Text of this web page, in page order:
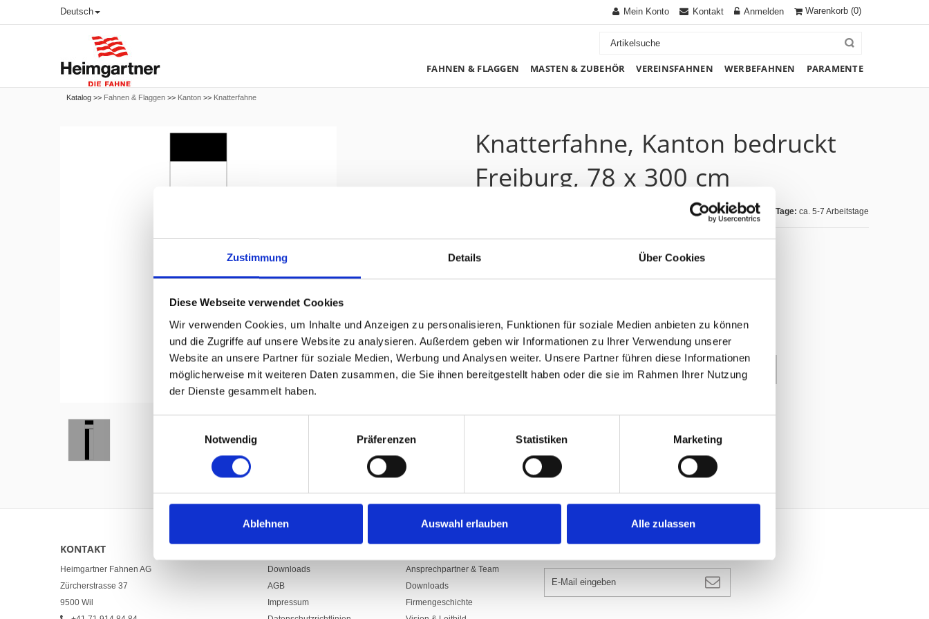
Zustimmung Details Über Cookies
Diese Webseite verwendet Cookies
Wir verwenden Cookies, um Inhalte und Anzeigen zu personalisieren, Funktionen für soziale Medien anbieten zu können
und die Zugriffe auf unsere Website zu analysieren. Außerdem geben wir Informationen zu Ihrer Verwendung unserer
Website an unsere Partner für soziale Medien, Werbung und Analysen weiter. Unsere Partner führen diese Informationen
möglicherweise mit weiteren Daten zusammen, die Sie ihnen bereitgestellt haben oder die sie im Rahmen Ihrer Nutzung
der Dienste gesammelt haben.
Notwendig
Präferenzen Statistiken Marketing
Ablehnen Auswahl erlauben Alle zulassen
Deutsch Warenkorb (0)
Mein Konto Kontakt Anmelden
FAHNEN & FLAGGEN MASTEN & ZUBEHÖR VEREINSFAHNEN WERBEFAHNEN PARAMENTE
Katalog >> Fahnen & Flaggen >> Kanton >> Knatterfahne
Hover to zoom
Knatterfahne, Kanton bedruckt
Freiburg, 78 x 300 cm
Lieferzeit Tage: ca. 5-7 Arbeitstage
170.60 CHF
Art.Nr: A002075
1220.S78/300FR
In den Warenkorb
KONTAKT
Heimgartner Fahnen AG
Zürcherstrasse 37
9500 Wil
LINKS
Downloads
AGB
Impressum
UNTERNEHMEN
Ansprechpartner & Team
Downloads
Firmengeschichte
NEWSLETTER ANMELDEN